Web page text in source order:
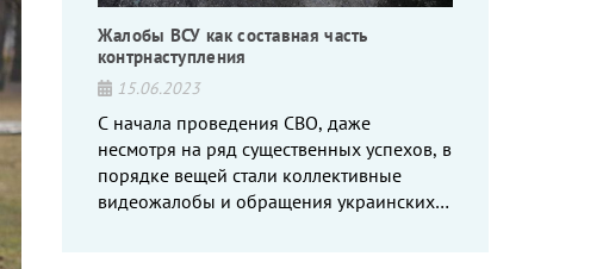
Жалобы ВСУ как составная часть
контрнаступления
15.06.2023
С начала проведения СВО, даже
несмотря на ряд существенных успехов, в
порядке вещей стали коллективные
видеожалобы и обращения украинских